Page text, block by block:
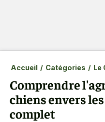
Accueil / Catégories / Le
Comprendre
chiens envers
complet